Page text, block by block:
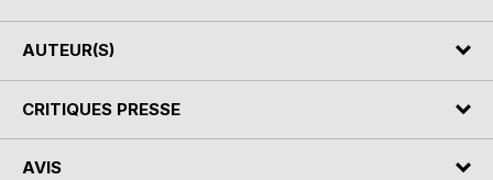
AUTEUR(S)
CRITIQUES PRESSE
AVIS